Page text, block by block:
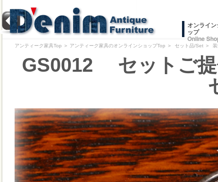
オンライ
ップ
Online
アンティーク家具Top ＞ アンティーク家具のオンラインショップTop ＞ セット品/Set ＞
GS0012 セットご